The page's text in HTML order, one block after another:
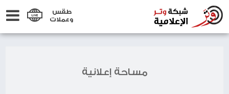
طقس
وعملات
مساحة إعلانية